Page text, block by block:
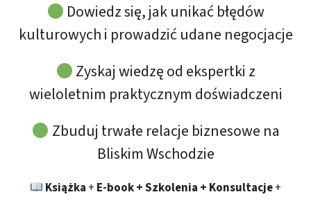
Dowiedz się, jak unikać błędów
kulturowych i prowadzić udane negocjacje
Zyskaj wiedzę od ekspertki z
wieloletnim praktycznym doświadczeni
Zbuduj trwałe relacje biznesowe na
Bliskim Wschodzie
Książka + E-book + Szkolenia + Konsultacje+